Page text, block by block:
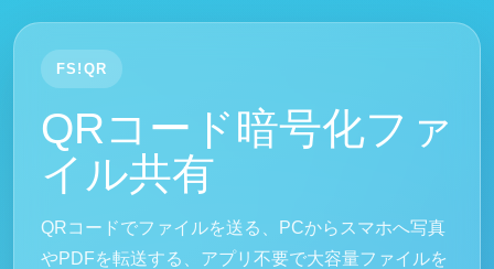
FS!QR
QRコード暗号化ファ
イル共有
QRコードでファイルを送る、PCからスマホへ写真
やPDFを転送する、アプリ不要で大容量ファイルを